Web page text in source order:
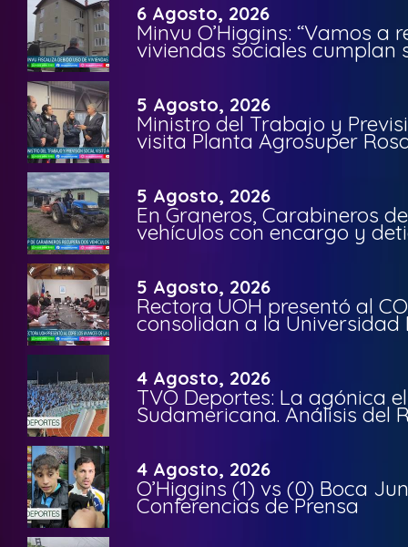
6 Agosto, 2026
Minvu O’Higgins: “Vamos a
viviendas sociales cumplan
5 Agosto, 2026
Ministro del Trabajo y
visita Planta Agrosuper
5 Agosto, 2026
En Graneros, Carabineros
vehículos con encargo y
5 Agosto, 2026
Rectora UOH presentó al
consolidan a la Universidad
4 Agosto, 2026
TVO Deportes: La agónica
Sudamericana. Análisis del
4 Agosto, 2026
O’Higgins (1) vs (0) Boca
Conferencias de Prensa